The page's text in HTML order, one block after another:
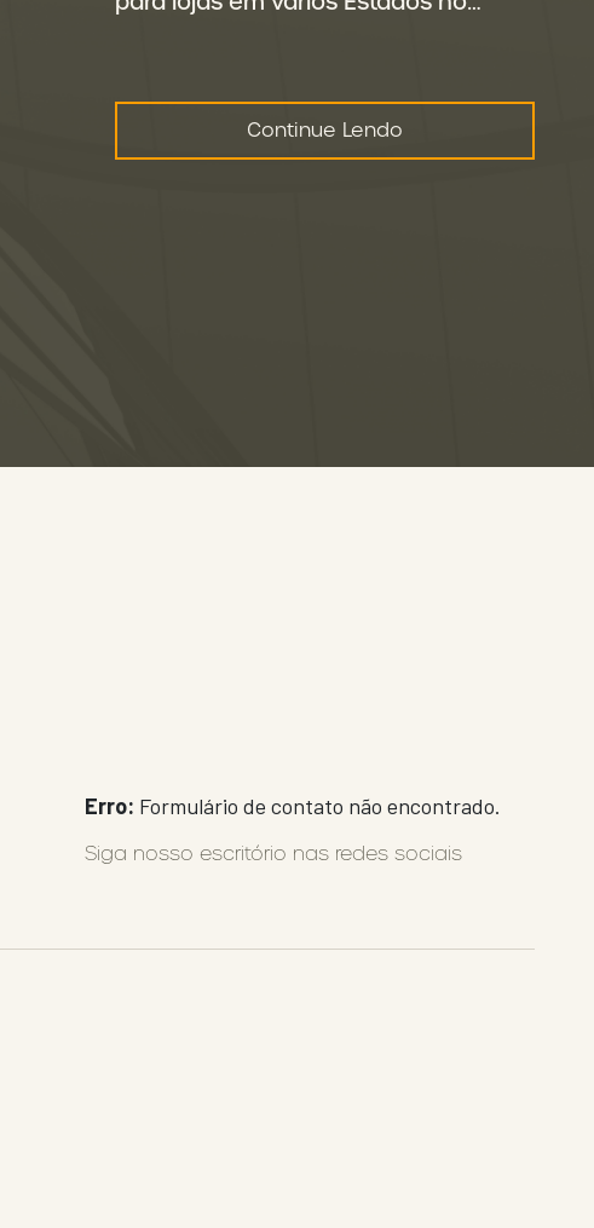
Continue Lendo
Erro: Formulário de contato não encontrado.
Siga nosso escritório nas redes sociais